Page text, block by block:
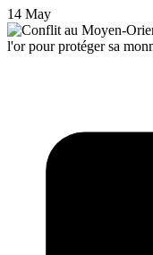
14 May